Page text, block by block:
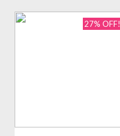
27% OFF!